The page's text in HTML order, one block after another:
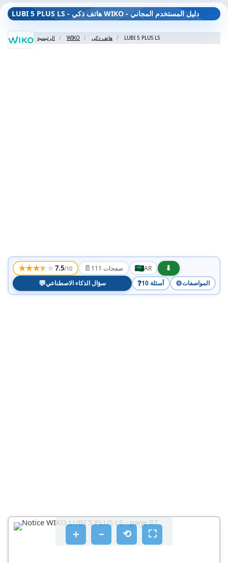
LUBI 5 PLUS LS - هاتف ذكي WIKO - دليل المستخدم المجاني
الرئيسية WIKO هاتف ذكي LUBI 5 PLUS LS
★★★★★7.5/10 📄 111 صفحات AR
⬇
💬سؤال الذكاء الاصطناعي ❓ 10 أسئلة ⚙️المواصفات
＋ － ⟲ ⛶